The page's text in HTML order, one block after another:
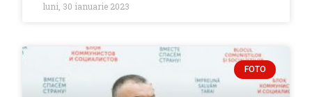
luni, 30 ianuarie 2023
FOTO